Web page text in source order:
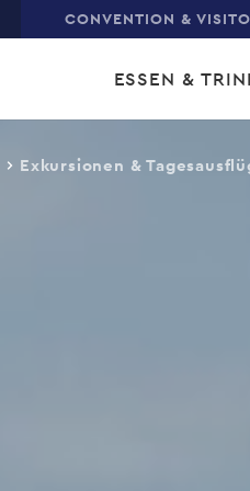
CONVENTION &
Main
ESSEN &
Exkursionen &